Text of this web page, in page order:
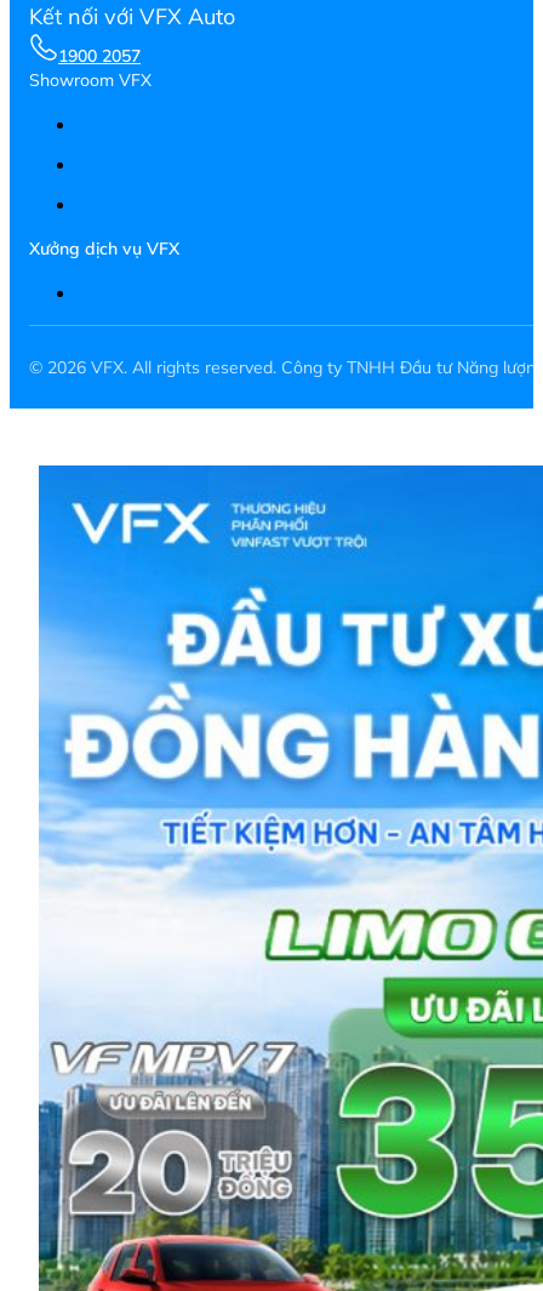
Kết nối với VFX Auto
1900 2057
Showroom VFX
Xưởng dịch vụ VFX
© 2026 VFX. All rights reserved. Công ty TNHH Đầu tư Năng